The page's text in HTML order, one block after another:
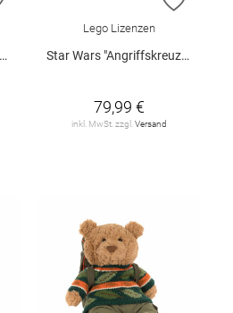
Lego Lizenzen
Star Wars "Angriffskreuzer der Venator-Klasse", 75441
79,99 €
inkl. MwSt. zzgl. Versand